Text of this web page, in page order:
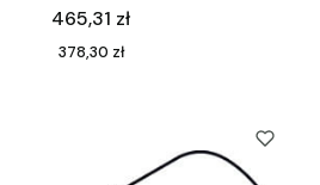
Cena
465,31 zł
Cena
378,30 zł